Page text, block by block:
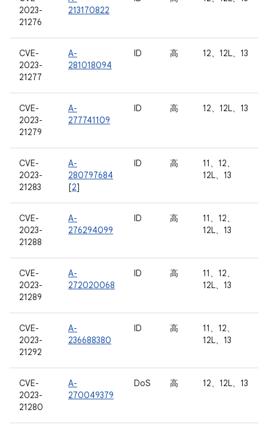
2023-
21276
213170822
CVE-
2023-
21277
A-
281018094
ID 高 12、12L、13
CVE-
2023-
21279
A-
277741109
ID 高 12、12L、13
CVE-
2023-
21283
A-
280797684
[2]
ID 高
11、12、
12L、13
CVE-
2023-
21288
A-
276294099
ID 高
11、12、
12L、13
CVE-
2023-
21289
A-
272020068
ID 高
11、12、
12L、13
CVE-
2023-
21292
A-
236688380
ID 高
11、12、
12L、13
CVE-
2023-
21280
A-
270049379
DoS 高 12、12L、13